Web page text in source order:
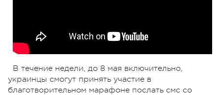
В течение недели, до 8 мая включительно,
украинцы смогут принять участие в
благотворительном марафоне послать смс со